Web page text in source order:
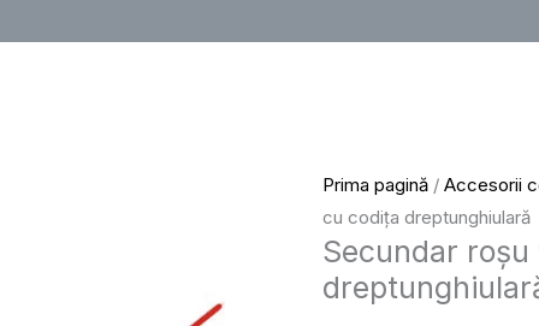
Prima pagină /Accesorii
cu codița dreptunghiulară
Secundar